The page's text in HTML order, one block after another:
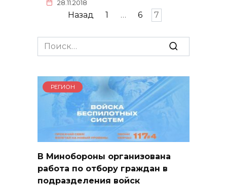
28.11.2018
Назад 1 … 6 7
Search
for:
РЕГИОН
В Минобороны организована
работа по отбору граждан в
подразделения войск